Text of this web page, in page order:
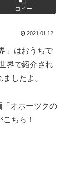
コピー
2021.01.12
」はおうちで
界で紹介され
したよ。
オホーツクの
ちら！